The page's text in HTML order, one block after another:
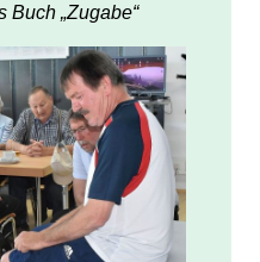
Buch „Zugabe“